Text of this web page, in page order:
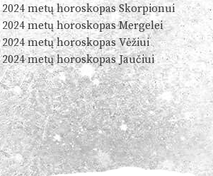
2024 metų horoskopas Skorpionui
2024 metų horoskopas Mergelei
2024 metų horoskopas Vėžiui
2024 metų horoskopas Jaučiui